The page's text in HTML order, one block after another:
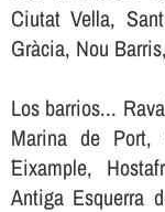
Ciutat Vella,
Gràcia, Nou
Los barrios...
Marina de Port,
´Eixample,
Antiga Esquerra